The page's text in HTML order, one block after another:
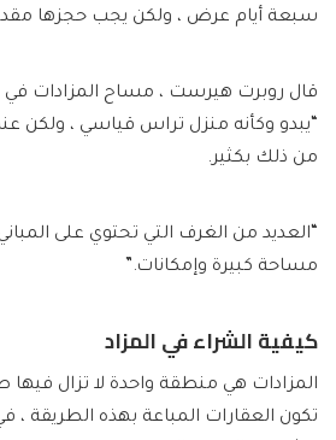
سبعة أيام عرض ، ولكن يجب حجزها
قال روبرت هيرست ، مساح المزادات في
“يبدو وكأنه منزل تراس قياسي ، ولكن
من ذلك بكثير.
“العديد من الغرف التي تحتوي على
مساحة كبيرة وإمكانات.”
كيفية الشراء في المزاد
المزادات هي منطقة واحدة لا تزال
تكون العقارات المباعة بهذه الطريقة